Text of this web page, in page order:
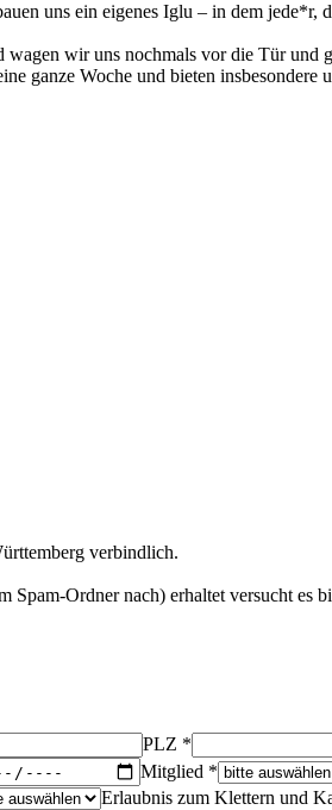
uns ein eigenes Iglu – in dem jede*r,
wagen wir uns nochmals vor die Tür und
ganze Woche und bieten insbesondere
verbindlich.
Ordner nach) erhaltet versucht es
PLZ *
Mitglied *
Erlaubnis zum Klettern und